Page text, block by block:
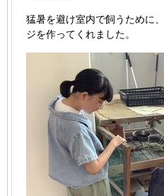
猛暑を避け室内で飼うために
ジを作ってくれました。